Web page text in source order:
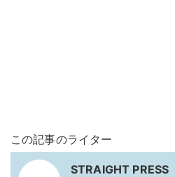
この記事のライター
STRAIGHT PRESS